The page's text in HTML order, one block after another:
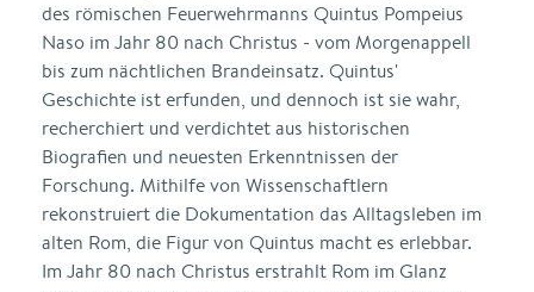
des römischen Feuerwehrmanns Quintus Pompeius
Naso im Jahr 80 nach Christus - vom Morgenappell
bis zum nächtlichen Brandeinsatz. Quintus'
Geschichte ist erfunden, und dennoch ist sie wahr,
recherchiert und verdichtet aus historischen
Biografien und neuesten Erkenntnissen der
Forschung. Mithilfe von Wissenschaftlern
rekonstruiert die Dokumentation das Alltagsleben im
alten Rom, die Figur von Quintus macht es erlebbar.
Im Jahr 80 nach Christus erstrahlt Rom im Glanz